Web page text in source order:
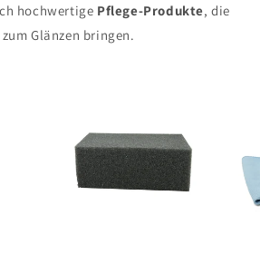
hochwertige Pflege-Produkte, die
Glänzen bringen.